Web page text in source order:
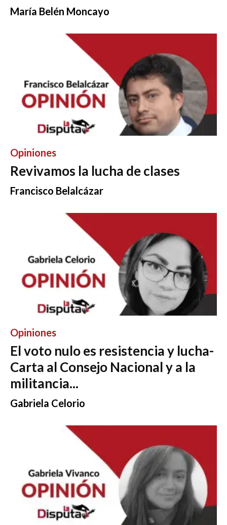
María Belén Moncayo
Opiniones
Revivamos la lucha de clases
Francisco Belalcázar
Opiniones
El voto nulo es resistencia y lucha-
Carta al Consejo Nacional y a la
militancia...
Gabriela Celorio